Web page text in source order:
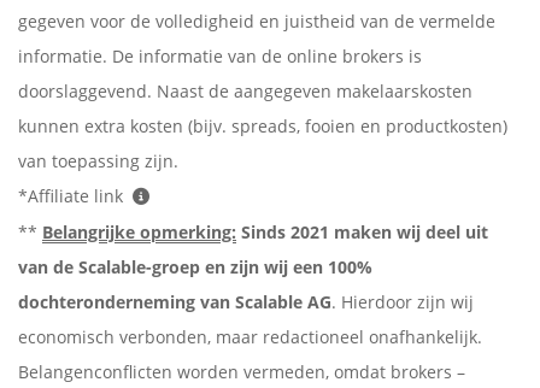
gegeven voor de volledigheid en juistheid van de vermelde
informatie. De informatie van de online brokers is
doorslaggevend. Naast de aangegeven makelaarskosten
kunnen extra kosten (bijv. spreads, fooien en productkosten)
van toepassing zijn.
*Affiliate link
** Belangrijke opmerking: Sinds 2021 maken wij deel uit
van de Scalable-groep en zijn wij een 100%
dochteronderneming van Scalable AG. Hierdoor zijn wij
economisch verbonden, maar redactioneel onafhankelijk.
Belangenconflicten worden vermeden, omdat brokers –